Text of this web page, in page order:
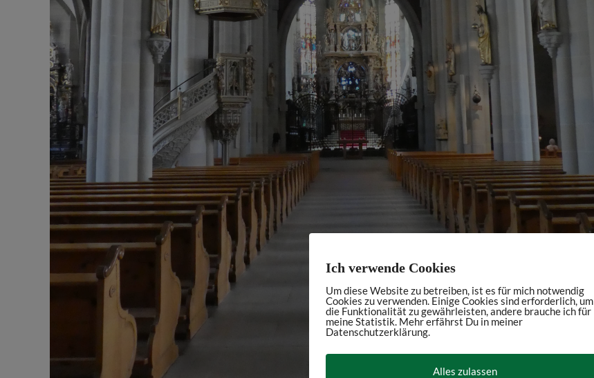
Ich verwende Cookies
Um diese Website zu betreiben, ist es für mich notwendig
Cookies zu verwenden. Einige Cookies sind erforderlich, um
die Funktionalität zu gewährleisten, andere brauche ich für
meine Statistik. Mehr erfährst Du in meiner
Datenschutzerklärung.
Alles zulassen